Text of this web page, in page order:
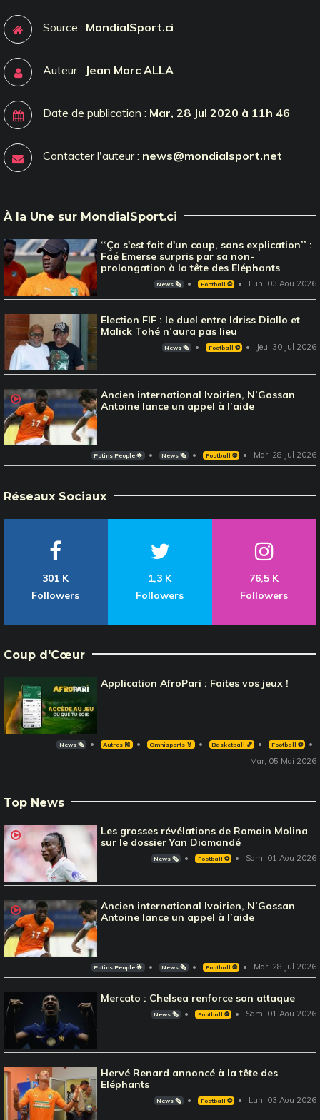
Source : MondialSport.ci
Auteur : Jean Marc ALLA
Date de publication : Mar, 28 Jul 2020 à 11h 46
Contacter l'auteur : news@mondialsport.net
À la Une sur MondialSport.ci
‘‘Ça s'est fait d'un coup, sans explication’’ :
Faé Emerse surpris par sa non-
prolongation à la tête des Eléphants
News 🗞️ Football ⚽️ Lun, 03 Aou 2026
Election FIF : le duel entre Idriss Diallo et
Malick Tohé n’aura pas lieu
News 🗞️ Football ⚽️ Jeu, 30 Jul 2026
Ancien international Ivoirien, N’Gossan
Antoine lance un appel à l’aide
Potins People 🌟 News 🗞️ Football ⚽️ Mar, 28 Jul 2026
Réseaux Sociaux
301 K
Followers
1,3 K
Followers
76,5 K
Followers
Coup d'Cœur
Application AfroPari : Faites vos jeux !
News 🗞️ Autres 🎽 Omnisports 🏅 Basketball 🏀 Football ⚽️
Mar, 05 Mai 2026
Top News
Les grosses révélations de Romain Molina
sur le dossier Yan Diomandé
News 🗞️ Football ⚽️ Sam, 01 Aou 2026
Ancien international Ivoirien, N’Gossan
Antoine lance un appel à l’aide
Potins People 🌟 News 🗞️ Football ⚽️ Mar, 28 Jul 2026
Mercato : Chelsea renforce son attaque
News 🗞️ Football ⚽️ Sam, 01 Aou 2026
Hervé Renard annoncé à la tête des
Eléphants
News 🗞️ Football ⚽️ Lun, 03 Aou 2026